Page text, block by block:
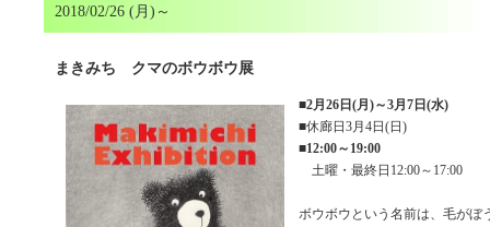
2018/02/26 (月)～
まきみち クマのボウボウ展
■2月26日(月)～3月7日(水)
■休廊日3月4日(日)
■12:00～19:00
土曜・最終日12:00～17:00
ボウボウという名前は、毛がぼ